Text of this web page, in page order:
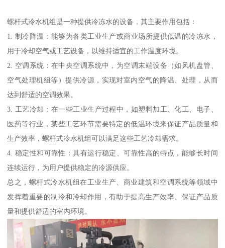
螺杆式冷水机组是一种提供冷冻水的设备，其主要作用包括：
1. 制冷降温：能够为各类工业生产或商业场所提供低温的冷冻水，
用于冷却空气或工艺设备，以维持适宜的工作温度环境。
2. 空调系统：在中央空调系统中，为空调末端设备（如风机盘管、
空气处理机组等）提供冷源，实现对室内空气的降温、处理，从而
达到舒适的空调效果。
3. 工艺冷却：在一些工业生产过程中，如塑料加工、化工、电子、
医药等行业，某些工艺环节需要特定的低温环境来保证产品质量和
生产效率，螺杆式冷水机组可以满足这些工艺冷却需求。
4. 稳定性和可靠性：具有运行稳定、可靠性高的特点，能够长时间
连续运行，为用户提供稳定的冷源供应。
总之，螺杆式冷水机组在工业生产、商业建筑和空调系统等领域中
发挥着重要的制冷和冷却作用，有助于提高生产效率、保证产品质
量和提供舒适的室内环境。